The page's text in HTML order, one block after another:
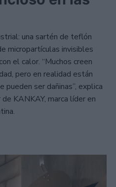
una sartén de teflón
micropartículas invisibles
el calor. “Muchos creen
pero en realidad están
pueden ser dañinas”, explica
KANKAY, marca líder en